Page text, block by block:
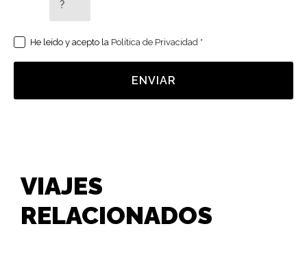
He leído y acepto la Política de Privacidad *
ENVIAR
VIAJES
RELACIONADOS